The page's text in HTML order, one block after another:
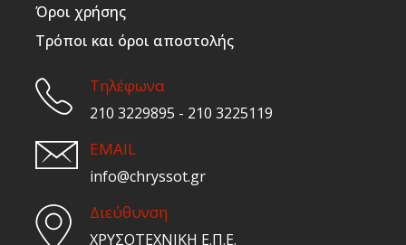
Όροι χρήσης
Τρόποι και όροι αποστολής
Τηλέφωνα
210 3229895 - 210 3225119
EMAIL
info@chryssot.gr
Διεύθυνση
ΧΡΥΣΟΤΕΧΝΙΚΗ Ε.Π.Ε.